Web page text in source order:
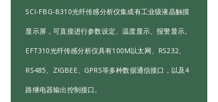
SCI-FBG-B310光纤传感分析仪集成有工业级液晶触摸
显示屏，可直接进行参数设定、温度显示、报警显示。
EFT310光纤传感分析仪具有100M以太网、RS232、
RS485、ZIGBEE、GPRS等多种数据通信接口，以及4
路继电器输出控制接口。